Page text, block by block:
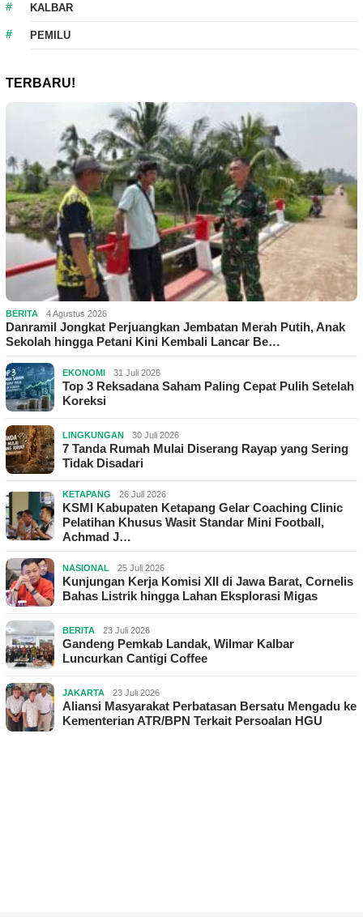
KALBAR
PEMILU
TERBARU!
BERITA 4 Agustus 2026
Danramil Jongkat Perjuangkan Jembatan Merah Putih, Anak
Sekolah hingga Petani Kini Kembali Lancar Be…
EKONOMI 31 Juli 2026
Top 3 Reksadana Saham Paling Cepat Pulih Setelah
Koreksi
LINGKUNGAN 30 Juli 2026
7 Tanda Rumah Mulai Diserang Rayap yang Sering
Tidak Disadari
KETAPANG 26 Juli 2026
KSMI Kabupaten Ketapang Gelar Coaching Clinic
Pelatihan Khusus Wasit Standar Mini Football,
Achmad J…
NASIONAL 25 Juli 2026
Kunjungan Kerja Komisi XII di Jawa Barat, Cornelis
Bahas Listrik hingga Lahan Eksplorasi Migas
BERITA 23 Juli 2026
Gandeng Pemkab Landak, Wilmar Kalbar
Luncurkan Cantigi Coffee
JAKARTA 23 Juli 2026
Aliansi Masyarakat Perbatasan Bersatu Mengadu ke
Kementerian ATR/BPN Terkait Persoalan HGU